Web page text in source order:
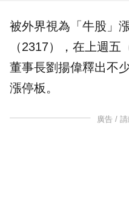
被外界視為「牛股」
（2317），在上週五
董事長劉揚偉釋出不
漲停板。
廣告 /